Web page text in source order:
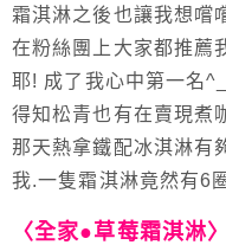
霜淇淋之後也讓我想嚐
在粉絲團上大家都推薦
耶! 成了我心中第一名
得知松青也有在賣現煮
那天熱拿鐵配冰淇淋有
我.一隻霜淇淋竟然有6
〈全家●草莓霜淇淋〉